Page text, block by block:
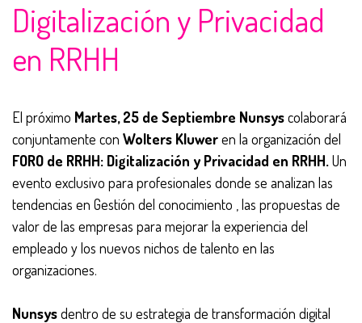
Digitalización y Privacidad
en RRHH
El próximo Martes, 25 de Septiembre Nunsyscolaborará
conjuntamente con Wolters Kluweren la organización del
FORO de RRHH: Digitalización y Privacidad en RRHH.Un
evento exclusivo para profesionales donde se analizan las
tendencias en Gestión del conocimiento , las propuestas de
valor de las empresas para mejorar la experiencia del
empleado y los nuevos nichos de talento en las
organizaciones.
Nunsysdentro de su estrategia de transformación digital